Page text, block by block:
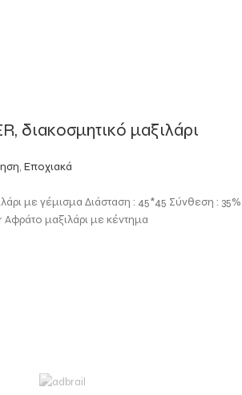
διακοσμητικό μαξιλάρι
, Εποχιακά
με γέμισμα Διάσταση : 45*45 Σύνθεση : 35%
Αφράτο μαξιλάρι με κέντημα